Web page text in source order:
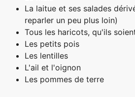
La laitue et ses salades
reparler un peu plus loin)
Tous les haricots, qu'ils
Les petits pois
Les lentilles
L'ail et l'oignon
Les pommes de terre